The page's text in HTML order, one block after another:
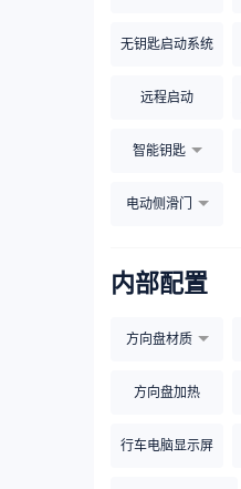
无钥匙启动系统
远程启动
智能钥匙
电动侧滑门
内部配置
方向盘材质
方向盘加热
行车电脑显示屏